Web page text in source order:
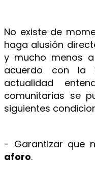
No existe de
haga alusión
y mucho menos
acuerdo con la
actualidad
comunitarias se
siguientes
- Garantizar que
aforo.